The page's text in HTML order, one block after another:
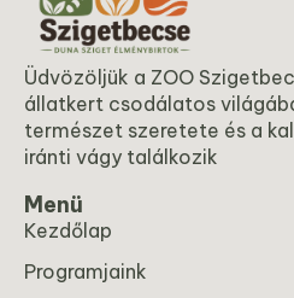
Üdvözöljük a ZOO
állatkert csodálatos
természet szeretete és a
iránti vágy találkozik
Menü
Kezdőlap
Programjaink